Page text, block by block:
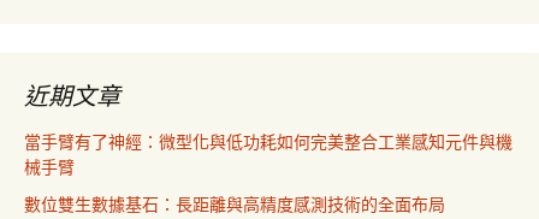
近期文章
當手臂有了神經：微型化與低功耗如何完美整合工業感知元件與機
械手臂
數位雙生數據基石：長距離與高精度感測技術的全面布局